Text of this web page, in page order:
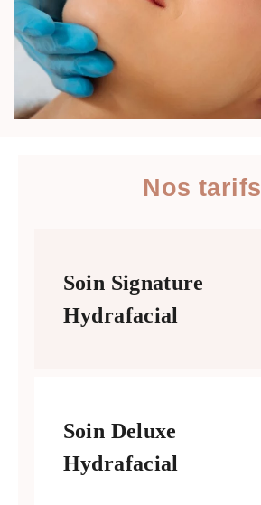
Nos tarifs
Soin Signature
Hydrafacial
Soin Deluxe
Hydrafacial